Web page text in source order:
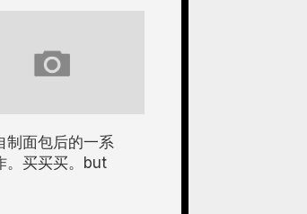
制面包后的一系
。买买买。but